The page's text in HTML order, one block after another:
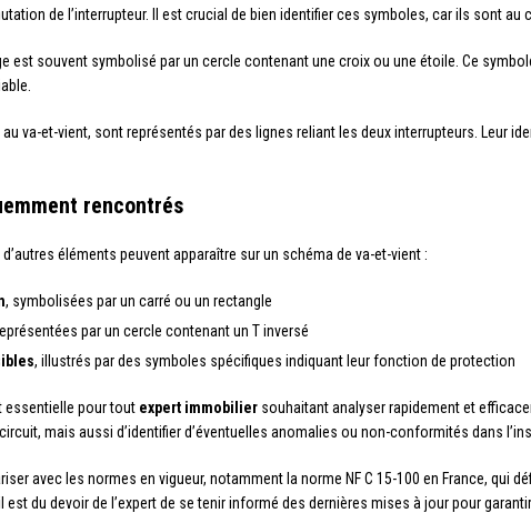
de l’interrupteur. Il est crucial de bien identifier ces symboles, car ils sont au
est souvent symbolisé par un cercle contenant une croix ou une étoile. Ce
va-et-vient, sont représentés par des lignes reliant les deux interrupteurs. Leur
rencontrés
éléments peuvent apparaître sur un schéma de va-et-vient :
, symbolisées par un carré ou un rectangle
par un cercle contenant un T inversé
, illustrés par des symboles spécifiques indiquant leur fonction de protection
essentielle pour tout expert immobilier souhaitant analyser rapidement et
mais aussi d’identifier d’éventuelles anomalies ou non-conformités dans
avec les normes en vigueur, notamment la norme NF C 15-100 en France, qui
du devoir de l’expert de se tenir informé des dernières mises à jour pour